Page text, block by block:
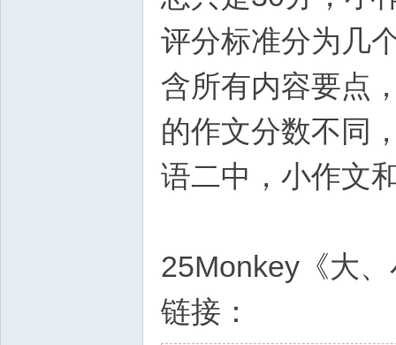
评分标准分为几
含所有内容要点
的作文分数不同
语二中，小作文
25Monkey《大
链接：